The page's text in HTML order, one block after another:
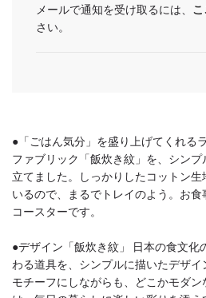
メールで通知を受け取るには、 こ
さい。
●「ごはん気分」を盛り上げてくれる
ファブリック「飯炊き紋」を、シン
立てました。しっかりしたコットン
いるので、まるでトレイのよう。お
コースターです。
●デザイン「飯炊き紋」 日本の食文化
わる道具を、シンプルに描いたデザ
モチーフにしながらも、どこかモダ